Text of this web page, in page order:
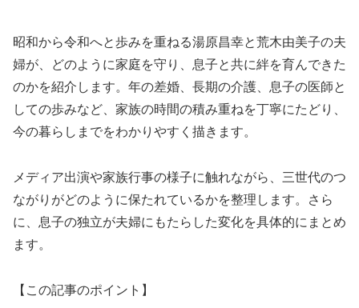
昭和から令和へと歩みを重ねる湯原昌幸と荒木由美子の夫
婦が、どのように家庭を守り、息子と共に絆を育んできた
のかを紹介します。年の差婚、長期の介護、息子の医師と
しての歩みなど、家族の時間の積み重ねを丁寧にたどり、
今の暮らしまでをわかりやすく描きます。
メディア出演や家族行事の様子に触れながら、三世代のつ
ながりがどのように保たれているかを整理します。さら
に、息子の独立が夫婦にもたらした変化を具体的にまとめ
ます。
【この記事のポイント】